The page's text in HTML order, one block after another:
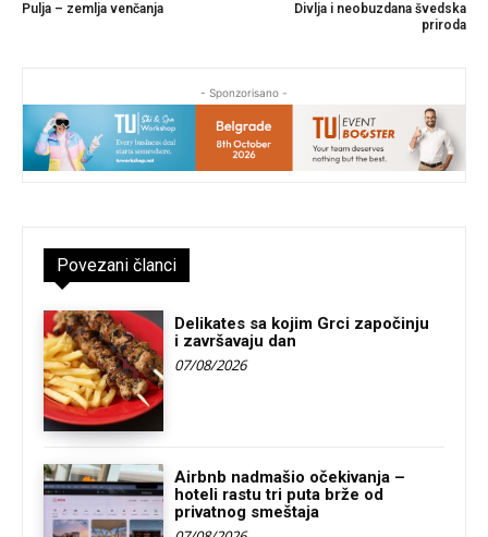
Pulja – zemlja venčanja
Divlja i neobuzdana švedska
priroda
- Sponzorisano -
Povezani članci
Delikates sa kojim Grci započinju
i završavaju dan
07/08/2026
Airbnb nadmašio očekivanja –
hoteli rastu tri puta brže od
privatnog smeštaja